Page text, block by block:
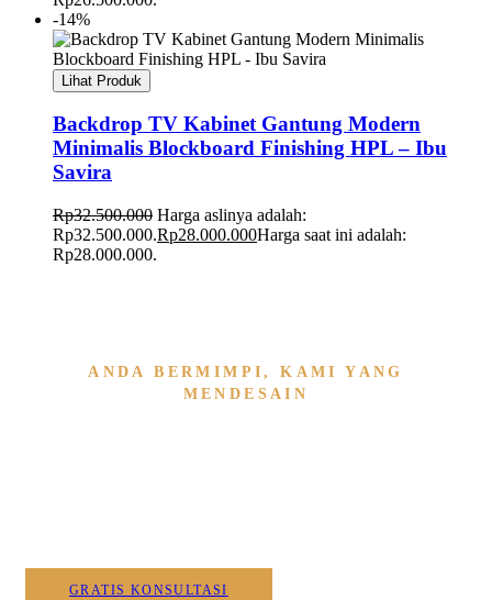
-14%
Lihat Produk
Backdrop TV Kabinet Gantung Modern
Minimalis Blockboard Finishing HPL – Ibu
Savira
Rp32.500.000 Harga aslinya adalah:
Rp32.500.000.Rp28.000.000Harga saat ini adalah:
Rp28.000.000.
ANDA BERMIMPI, KAMI YANG
MENDESAIN
GRATIS KONSULTASI